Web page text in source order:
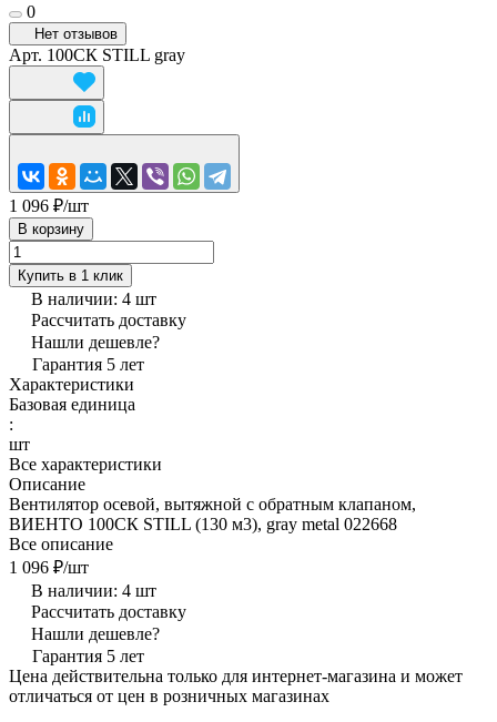
0
Нет отзывов
Арт. 100СК STILL gray
1 096 ₽/шт
В корзину
Купить в 1 клик
В наличии: 4 шт
Рассчитать доставку
Нашли дешевле?
Гарантия 5 лет
Характеристики
Базовая единица
:
шт
Все характеристики
Описание
Вентилятор осевой, вытяжной с обратным клапаном,
ВИЕНТО 100СК STILL (130 м3), gray metal 022668
Все описание
1 096 ₽/шт
В наличии: 4 шт
Рассчитать доставку
Нашли дешевле?
Гарантия 5 лет
Цена действительна только для интернет-магазина и может
отличаться от цен в розничных магазинах